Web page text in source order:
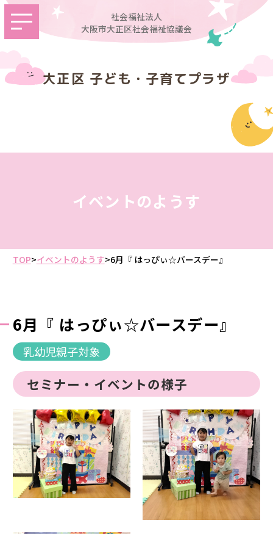
社会福祉法人
大阪市大正区社会福祉協議会
大正区 子ども・子育てプラザ
イベントのようす
TOP>イベントのようす>6月『 はっぴぃ☆バースデー』
6月『 はっぴぃ☆バースデー』
乳幼児親子対象
セミナー・イベントの様子